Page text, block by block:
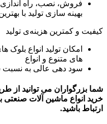
فروش، نصب، راه
بهینه سازی تولید با
کیفیت و کمترین هزینه‌ی تولید
امکان تولید انواع
های متنوع و انواع
سود دهی عالی به نسبت
شما بزرگواران می توانید از
خرید انواع ماشین آلات
ارتباط باشید.